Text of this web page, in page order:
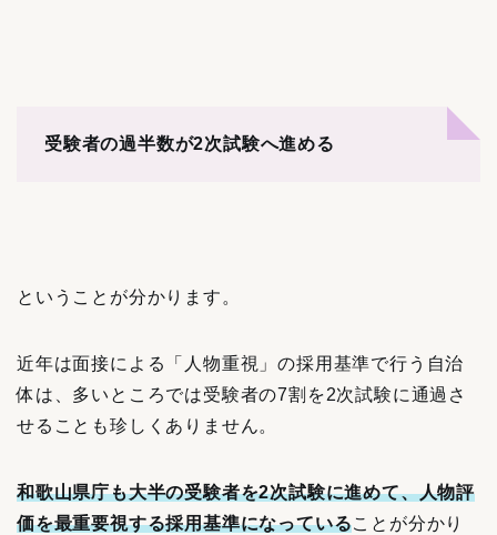
受験者の過半数が2次試験へ進める
ということが分かります。
近年は面接による「人物重視」の採用基準で行う自治
体は、多いところでは受験者の7割を2次試験に通過さ
せることも珍しくありません。
和歌山県庁も大半の受験者を2次試験に進めて、人物評
価を最重要視する採用基準になっていることが分かり